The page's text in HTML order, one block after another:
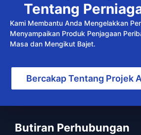
Tentang
Kami Membantu Anda Mengelakkan
Menyampaikan Produk Penjagaan
Masa dan Mengikut Bajet.
Bercakap Tentang Projek
Butiran Perhubungan